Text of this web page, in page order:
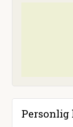
Personlig